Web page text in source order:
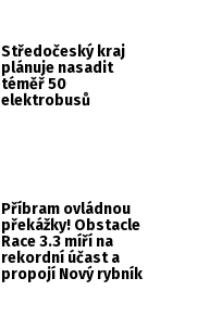
Středočeský kraj
plánuje nasadit
téměř 50
elektrobusů
Příbram ovládnou
překážky! Obstacle
Race 3.3 míří na
rekordní účast a
propojí Nový rybník